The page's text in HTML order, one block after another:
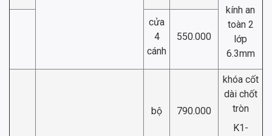
kính an
toàn 2
lớp
6.3mm
cửa
4
cánh
550.000
bộ 790.000
khóa cốt
dài chốt
tròn
K1-